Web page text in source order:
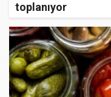
toplanıyor